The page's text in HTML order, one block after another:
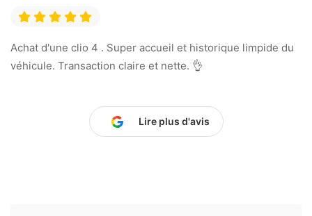
Achat d'une clio 4 . Super accueil et historique limpide du
véhicule. Transaction claire et nette. 👌
Lire plus d'avis